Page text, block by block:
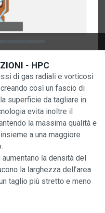
- HPC
di gas radiali e vorticosi
così un fascio di
superficie da tagliare in
evita inoltre il
la massima qualità e
a una maggiore
la densità del
la larghezza dell’area
taglio più stretto e meno